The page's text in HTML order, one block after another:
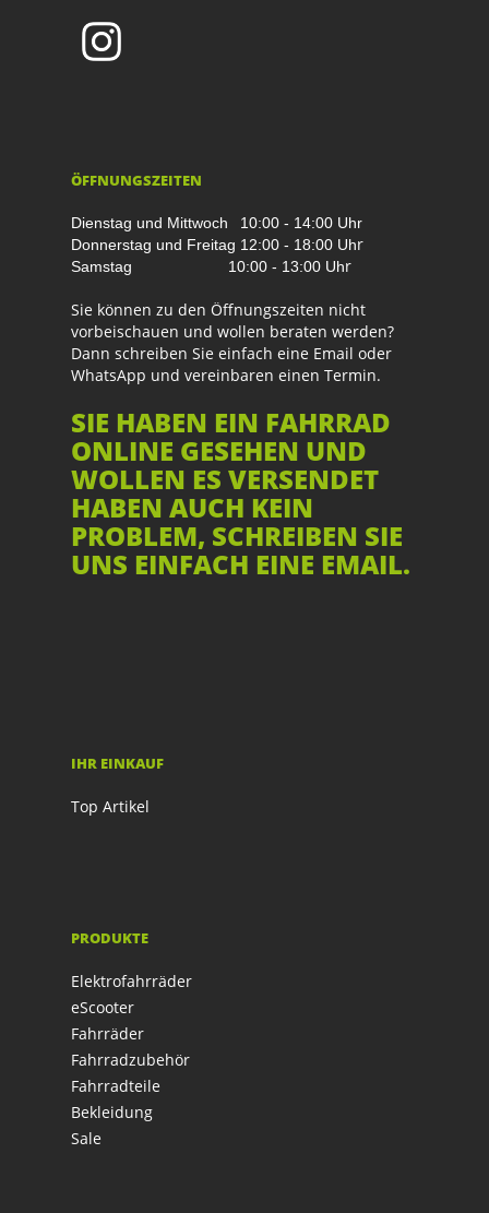
ÖFFNUNGSZEITEN
Dienstag und Mittwoch
10:00 - 14:00 Uhr
Donnerstag und Freitag 12:00 - 18:00 Uhr
Samstag 10:00 - 13:00 Uhr
Sie können zu den Öffnungszeiten nicht
vorbeischauen und wollen beraten werden?
Dann schreiben Sie einfach eine Email oder
WhatsApp und vereinbaren einen Termin.
SIE HABEN EIN FAHRRAD
ONLINE GESEHEN UND
WOLLEN ES VERSENDET
HABEN AUCH KEIN
PROBLEM, SCHREIBEN SIE
UNS EINFACH EINE EMAIL.
IHR EINKAUF
Top Artikel
PRODUKTE
Elektrofahrräder
eScooter
Fahrräder
Fahrradzubehör
Fahrradteile
Bekleidung
Sale